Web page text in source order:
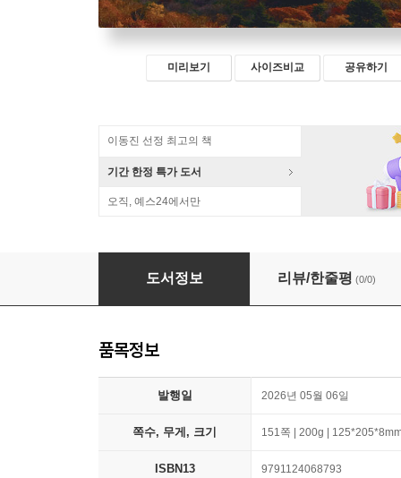
미리보기 사이즈비교 공유하기
이동진 선정 최고의 책
기간 한정 특가 도서
오직, 예스24에서만
삼국의 각축장 철산지였다
도서정보 리뷰/한줄평 (0/0)
품목정보
발행일 2026년 05월 06일
쪽수, 무게, 크기 151쪽 | 200g |
ISBN13 9791124068793